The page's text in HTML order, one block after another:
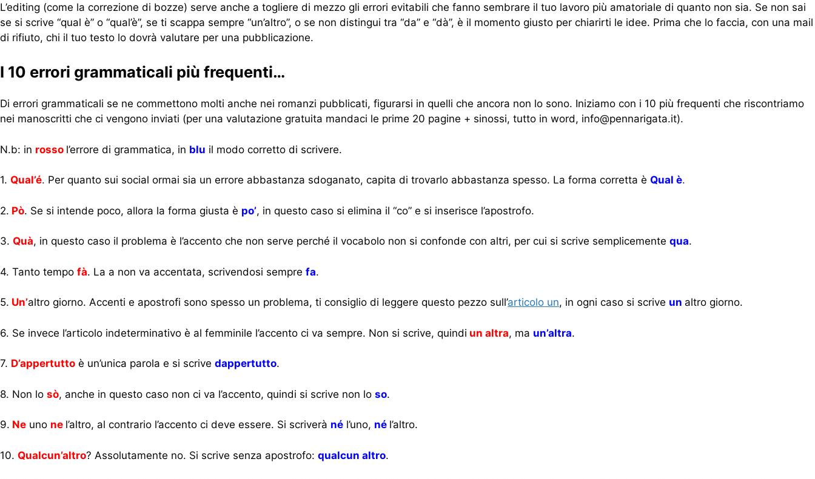
L’editing (come la correzione di bozze) serve anche a togliere di mezzo gli errori evitabili che fanno sembrare il tuo lavoro più amatoriale di quanto non sia. Se non sai
se si scrive “qual è” o “qual’è”, se ti scappa sempre “un’altro”, o se non distingui tra “da” e “dà”, è il momento giusto per chiarirti le idee. Prima che lo faccia, con una mail
di rifiuto, chi il tuo testo lo dovrà valutare per una pubblicazione.
I 10 errori grammaticali più frequenti…
Di errori grammaticali se ne commettono molti anche nei romanzi pubblicati, figurarsi in quelli che ancora non lo sono. Iniziamo con i 10 più frequenti che riscontriamo
nei manoscritti che ci vengono inviati (per una valutazione gratuita mandaci le prime 20 pagine + sinossi, tutto in word, info@pennarigata.it).
N.b: in rosso l’errore di grammatica, in blu il modo corretto di scrivere.
1. Qual’é. Per quanto sui social ormai sia un errore abbastanza sdoganato, capita di trovarlo abbastanza spesso. La forma corretta è Qual è.
2. Pò. Se si intende poco, allora la forma giusta è po’, in questo caso si elimina il “co” e si inserisce l’apostrofo.
3. Quà, in questo caso il problema è l’accento che non serve perché il vocabolo non si confonde con altri, per cui si scrive semplicemente qua.
4. Tanto tempo fà. La a non va accentata, scrivendosi sempre fa.
5. Un’altro giorno. Accenti e apostrofi sono spesso un problema, ti consiglio di leggere questo pezzo sull’articolo un, in ogni caso si scrive un altro giorno.
6. Se invece l’articolo indeterminativo è al femminile l’accento ci va sempre. Non si scrive, quindi un altra, ma un’altra.
7. D’appertutto è un’unica parola e si scrive dappertutto.
8. Non lo sò, anche in questo caso non ci va l’accento, quindi si scrive non lo so.
9. Ne uno ne l’altro, al contrario l’accento ci deve essere. Si scriverà né l’uno, né l’altro.
10. Qualcun’altro? Assolutamente no. Si scrive senza apostrofo: qualcun altro.